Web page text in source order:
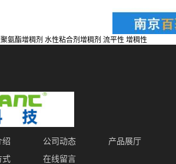
氨酯增稠剂 水性粘合剂增稠剂 流平性 增稠性
绍 公司动态
产品展厅
式 在线留言